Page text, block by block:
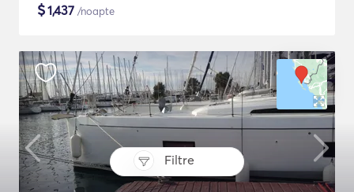
Filtre
$1,437 /noapte